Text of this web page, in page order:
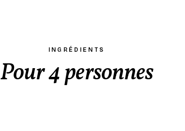
INGRÉDIENTS
Pour 4 personnes